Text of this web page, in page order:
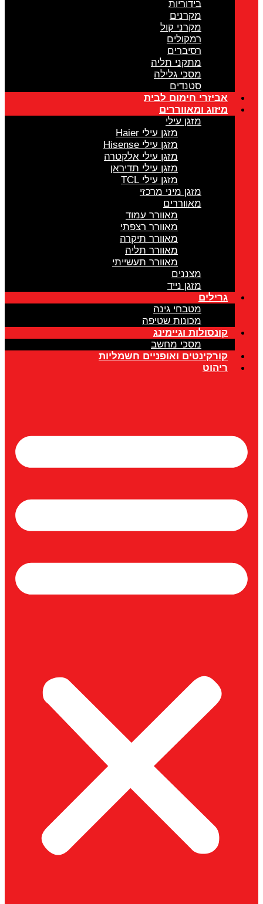
בידוריות
מקרנים
מקרני קול
רמקולים
רסיברים
מתקני תליה
מסכי גלילה
סטנדים
אביזרי חימום לבית
מיזוג ומאווררים
מזגן עילי
מזגן עילי Haier
מזגן עילי Hisense
מזגן עילי אלקטרה
מזגן עילי תדיראן
מזגן עילי TCL
מזגן מיני מרכזי
מאווררים
מאוורר עמוד
מאוורר רצפתי
מאוורר תיקרה
מאוורר תליה
מאוורר תעשייתי
מצננים
מזגן נייד
גרילים
מטבחי גינה
מכונות שטיפה
קונסולות וגיימינג
מסכי מחשב
קורקינטים ואופניים חשמליות
ריהוט